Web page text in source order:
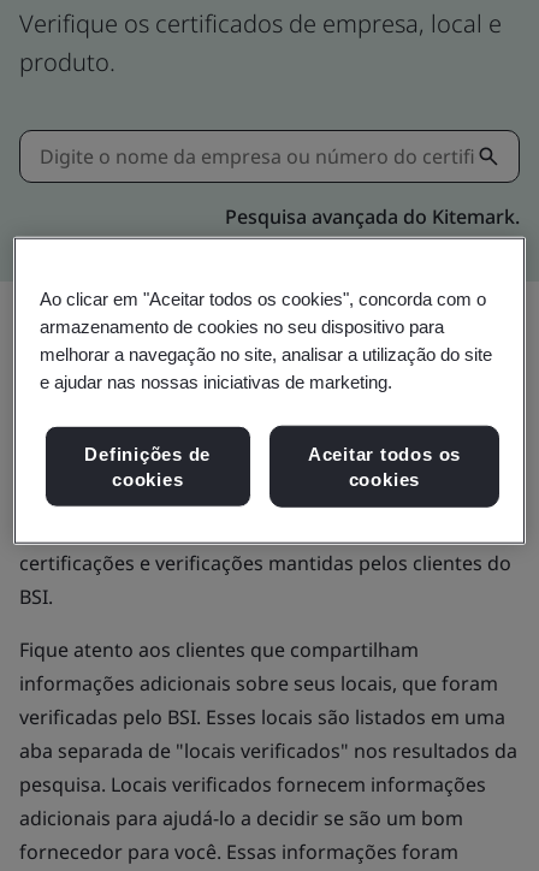
Verifique os certificados de empresa, local e
produto.
Pesquisa avançada do Kitemark.
Valide certificados
emitidos pelo BSI
Use o diretório de Certificação e Verificação do BSI
para validar certificados emitidos pelo BSI ou
certificações e verificações mantidas pelos clientes do
BSI.
Fique atento aos clientes que compartilham
informações adicionais sobre seus locais, que foram
verificadas pelo BSI. Esses locais são listados em uma
aba separada de "locais verificados" nos resultados da
pesquisa. Locais verificados fornecem informações
adicionais para ajudá-lo a decidir se são um bom
fornecedor para você. Essas informações foram
Ao clicar em "Aceitar todos os cookies", concorda com o
armazenamento de cookies no seu dispositivo para
melhorar a navegação no site, analisar a utilização do site
e ajudar nas nossas iniciativas de marketing.
Definições de
cookies
Aceitar todos os
cookies